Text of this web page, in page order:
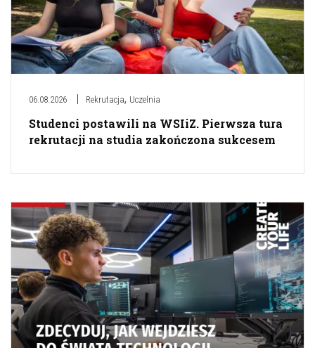
06.08.2026 Rekrutacja, Uczelnia
Studenci postawili na WSIiZ. Pierwsza tura
rekrutacji na studia zakończona sukcesem